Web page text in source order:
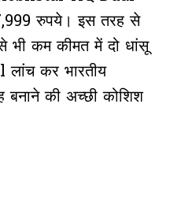
रुपये। इस तरह से
कम कीमत में दो धांसू
लांच कर भारतीय
बनाने की अच्छी कोशिश